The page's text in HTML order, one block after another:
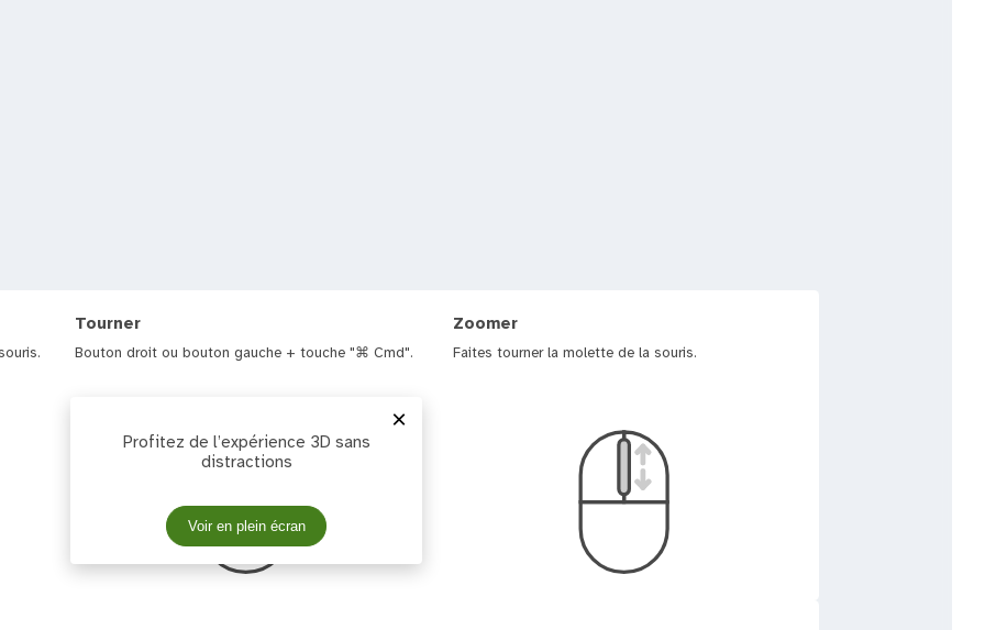
Tourner
Bouton droit ou bouton gauche + touche "⌘ Cmd".
Zoomer
Faites tourner la molette de la souris.
×
Profitez de l’expérience 3D sans
distractions
Voir en plein écran